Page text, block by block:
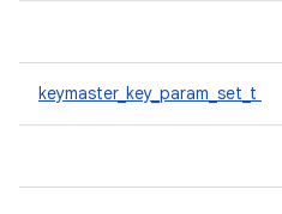
keymaster_key_param_set_t